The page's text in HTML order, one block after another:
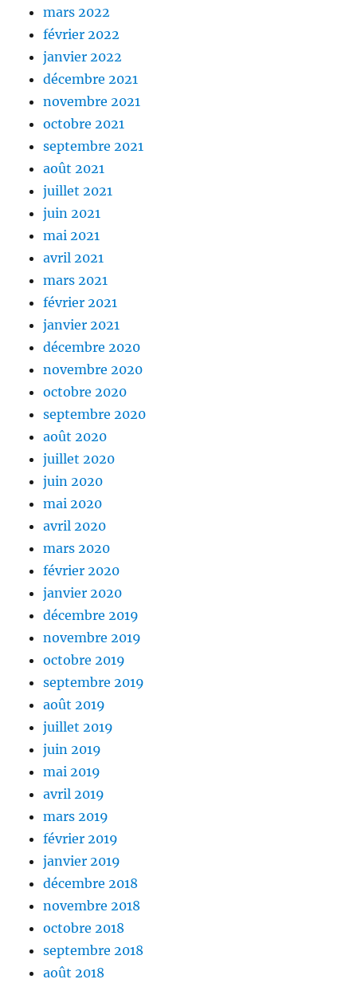
mars 2022
février 2022
janvier 2022
décembre 2021
novembre 2021
octobre 2021
septembre 2021
août 2021
juillet 2021
juin 2021
mai 2021
avril 2021
mars 2021
février 2021
janvier 2021
décembre 2020
novembre 2020
octobre 2020
septembre 2020
août 2020
juillet 2020
juin 2020
mai 2020
avril 2020
mars 2020
février 2020
janvier 2020
décembre 2019
novembre 2019
octobre 2019
septembre 2019
août 2019
juillet 2019
juin 2019
mai 2019
avril 2019
mars 2019
février 2019
janvier 2019
décembre 2018
novembre 2018
octobre 2018
septembre 2018
août 2018